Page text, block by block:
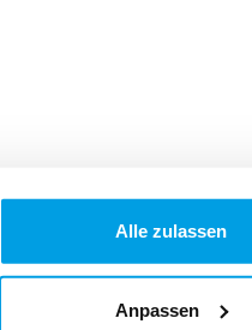
Alle zulassen
Anpassen